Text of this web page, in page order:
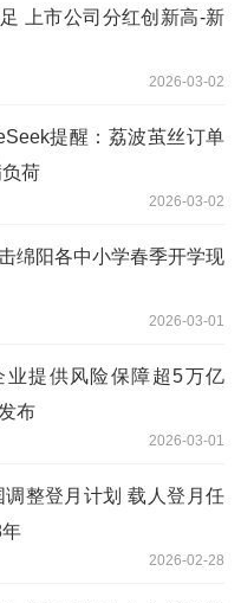
上市公司分红创新高-新
2026-03-02
提醒：荔波茧丝订单
荷
2026-03-02
绵阳各中小学春季开学现
2026-03-01
业提供风险保障超5万亿
布
2026-03-01
调整登月计划 载人登月任
2026-02-28